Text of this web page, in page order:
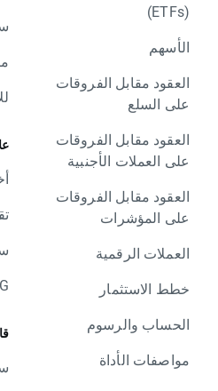
(ETFs)
الأسهم
العقود مقابل الفروقات
على السلع
العقود مقابل الفروقات
على العملات الأجنبية
العقود مقابل الفروقات
على المؤشرات
العملات الرقمية
خطط الاستثمار
الحساب والرسوم
مواصفات الأداة